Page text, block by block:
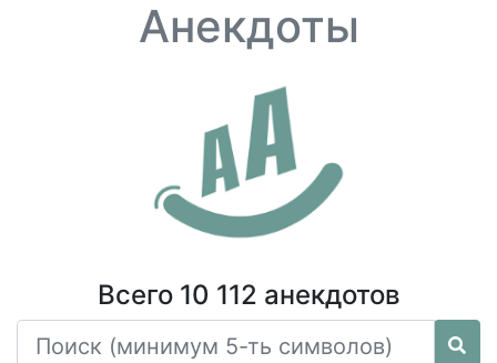
Анекдоты
Всего 10 112 анекдотов